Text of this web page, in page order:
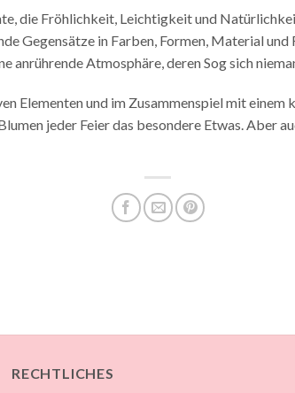
die Fröhlichkeit, Leichtigkeit und
Gegensätze in Farben, Formen, Material und
anrührende Atmosphäre, deren Sog sich
Elementen und im Zusammenspiel mit
jeder Feier das besondere Etwas. Aber
RECHTLICHES